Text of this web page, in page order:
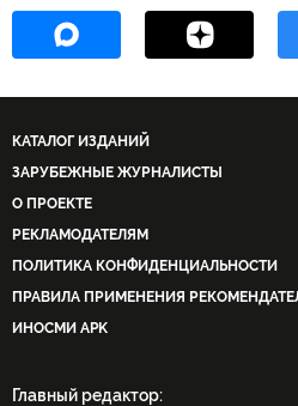
КАТАЛОГ ИЗДАНИЙ
ЗАРУБЕЖНЫЕ ЖУРНАЛИСТЫ
О ПРОЕКТЕ
РЕКЛАМОДАТЕЛЯМ
ПОЛИТИКА КОНФИДЕНЦИАЛЬНОСТИ
ПРАВИЛА ПРИМЕНЕНИЯ
ИНОСМИ APK
Главный редактор: